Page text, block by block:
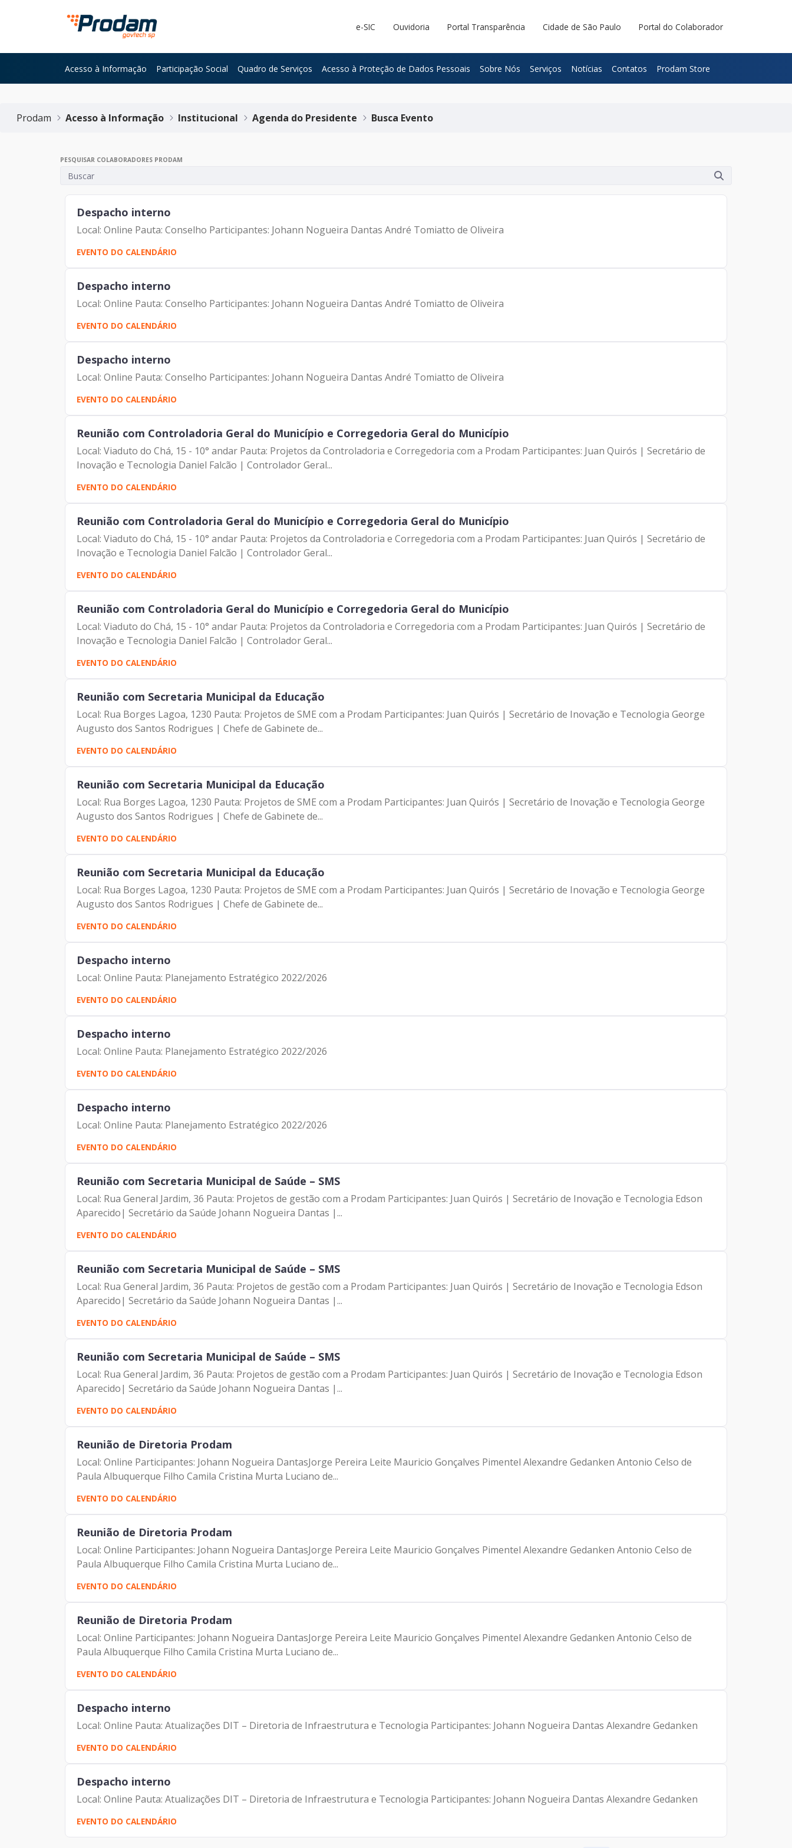
Pular para o Conteúdo principal
e-SIC Ouvidoria Portal Transparência Cidade de São Paulo Portal do Colaborador
Acesso à Informação Participação Social Quadro de Serviços Acesso à Proteção de Dados Pessoais Sobre Nós Serviços Notícias Contatos Prodam Store
Prodam Acesso à Informação Institucional Agenda do Presidente Busca Evento
PESQUISAR COLABORADORES PRODAM
Despacho interno
Local: Online Pauta: Conselho Participantes: Johann Nogueira Dantas André Tomiatto de Oliveira
EVENTO DO CALENDÁRIO
Despacho interno
Local: Online Pauta: Conselho Participantes: Johann Nogueira Dantas André Tomiatto de Oliveira
EVENTO DO CALENDÁRIO
Despacho interno
Local: Online Pauta: Conselho Participantes: Johann Nogueira Dantas André Tomiatto de Oliveira
EVENTO DO CALENDÁRIO
Reunião com Controladoria Geral do Município e Corregedoria Geral do Município
Local: Viaduto do Chá, 15 - 10° andar Pauta: Projetos da Controladoria e Corregedoria com a Prodam Participantes: Juan Quirós | Secretário de
Inovação e Tecnologia Daniel Falcão | Controlador Geral...
EVENTO DO CALENDÁRIO
Reunião com Controladoria Geral do Município e Corregedoria Geral do Município
Local: Viaduto do Chá, 15 - 10° andar Pauta: Projetos da Controladoria e Corregedoria com a Prodam Participantes: Juan Quirós | Secretário de
Inovação e Tecnologia Daniel Falcão | Controlador Geral...
EVENTO DO CALENDÁRIO
Reunião com Controladoria Geral do Município e Corregedoria Geral do Município
Local: Viaduto do Chá, 15 - 10° andar Pauta: Projetos da Controladoria e Corregedoria com a Prodam Participantes: Juan Quirós | Secretário de
Inovação e Tecnologia Daniel Falcão | Controlador Geral...
EVENTO DO CALENDÁRIO
Reunião com Secretaria Municipal da Educação
Local: Rua Borges Lagoa, 1230 Pauta: Projetos de SME com a Prodam Participantes: Juan Quirós | Secretário de Inovação e Tecnologia George
Augusto dos Santos Rodrigues | Chefe de Gabinete de...
EVENTO DO CALENDÁRIO
Reunião com Secretaria Municipal da Educação
Local: Rua Borges Lagoa, 1230 Pauta: Projetos de SME com a Prodam Participantes: Juan Quirós | Secretário de Inovação e Tecnologia George
Augusto dos Santos Rodrigues | Chefe de Gabinete de...
EVENTO DO CALENDÁRIO
Reunião com Secretaria Municipal da Educação
Local: Rua Borges Lagoa, 1230 Pauta: Projetos de SME com a Prodam Participantes: Juan Quirós | Secretário de Inovação e Tecnologia George
Augusto dos Santos Rodrigues | Chefe de Gabinete de...
EVENTO DO CALENDÁRIO
Despacho interno
Local: Online Pauta: Planejamento Estratégico 2022/2026
EVENTO DO CALENDÁRIO
Despacho interno
Local: Online Pauta: Planejamento Estratégico 2022/2026
EVENTO DO CALENDÁRIO
Despacho interno
Local: Online Pauta: Planejamento Estratégico 2022/2026
EVENTO DO CALENDÁRIO
Reunião com Secretaria Municipal de Saúde – SMS
Local: Rua General Jardim, 36 Pauta: Projetos de gestão com a Prodam Participantes: Juan Quirós | Secretário de Inovação e Tecnologia Edson
Aparecido| Secretário da Saúde Johann Nogueira Dantas |...
EVENTO DO CALENDÁRIO
Reunião com Secretaria Municipal de Saúde – SMS
Local: Rua General Jardim, 36 Pauta: Projetos de gestão com a Prodam Participantes: Juan Quirós | Secretário de Inovação e Tecnologia Edson
Aparecido| Secretário da Saúde Johann Nogueira Dantas |...
EVENTO DO CALENDÁRIO
Reunião com Secretaria Municipal de Saúde – SMS
Local: Rua General Jardim, 36 Pauta: Projetos de gestão com a Prodam Participantes: Juan Quirós | Secretário de Inovação e Tecnologia Edson
Aparecido| Secretário da Saúde Johann Nogueira Dantas |...
EVENTO DO CALENDÁRIO
Reunião de Diretoria Prodam
Local: Online Participantes: Johann Nogueira DantasJorge Pereira Leite Mauricio Gonçalves Pimentel Alexandre Gedanken Antonio Celso de
Paula Albuquerque Filho Camila Cristina Murta Luciano de...
EVENTO DO CALENDÁRIO
Reunião de Diretoria Prodam
Local: Online Participantes: Johann Nogueira DantasJorge Pereira Leite Mauricio Gonçalves Pimentel Alexandre Gedanken Antonio Celso de
Paula Albuquerque Filho Camila Cristina Murta Luciano de...
EVENTO DO CALENDÁRIO
Reunião de Diretoria Prodam
Local: Online Participantes: Johann Nogueira DantasJorge Pereira Leite Mauricio Gonçalves Pimentel Alexandre Gedanken Antonio Celso de
Paula Albuquerque Filho Camila Cristina Murta Luciano de...
EVENTO DO CALENDÁRIO
Despacho interno
Local: Online Pauta: Atualizações DIT – Diretoria de Infraestrutura e Tecnologia Participantes: Johann Nogueira Dantas Alexandre Gedanken
EVENTO DO CALENDÁRIO
Despacho interno
Local: Online Pauta: Atualizações DIT – Diretoria de Infraestrutura e Tecnologia Participantes: Johann Nogueira Dantas Alexandre Gedanken
EVENTO DO CALENDÁRIO